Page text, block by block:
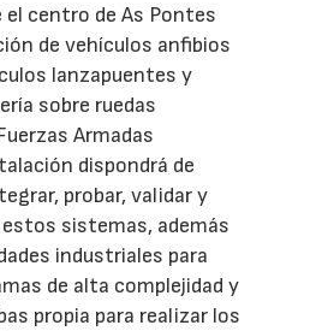
centro de As Pontes
de vehículos anfibios
lanzapuentes y
sobre ruedas
Armadas
dispondrá de
probar, validar y
sistemas, además
industriales para
de alta complejidad y
propia para realizar los